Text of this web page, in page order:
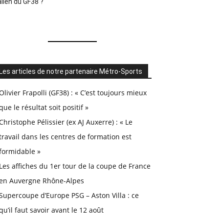
articles de notre partenaire Métro-Sports
Frapolli (GF38) : « C’est toujours mieux
le résultat soit positif »
Pélissier (ex AJ Auxerre) : « Le
dans les centres de formation est
»
affiches du 1er tour de la coupe de France
Auvergne Rhône-Alpes
d’Europe PSG – Aston Villa : ce
faut savoir avant le 12 août